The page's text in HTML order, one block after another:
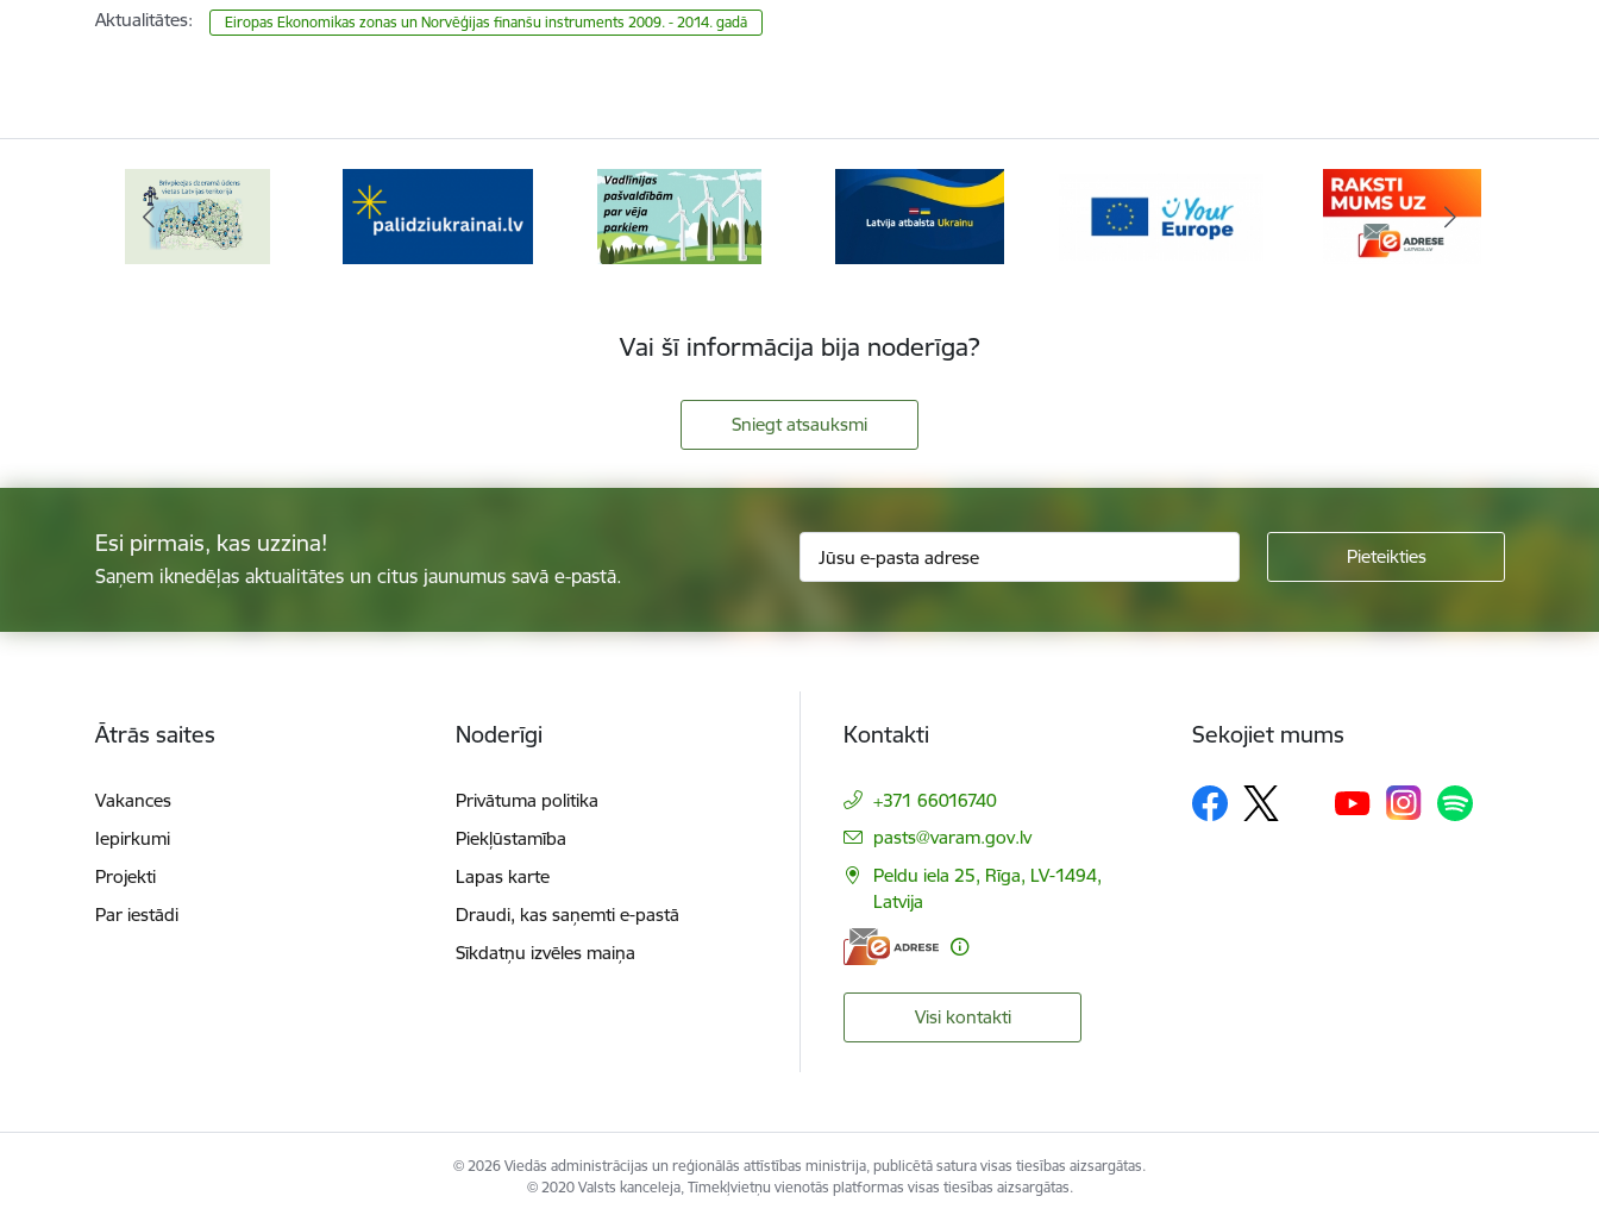
Aktualitātes: Eiropas Ekonomikas zonas un Norvēģijas finanšu instruments 2009. - 2014. gadā
Vai šī informācija bija noderīga?
Sniegt atsauksmi
Esi pirmais, kas uzzina!
Saņem iknedēļas aktualitātes un citus jaunumus savā e-pastā.
Ātrās saites
Vakances
Iepirkumi
Projekti
Par iestādi
Noderīgi
Privātuma politika
Piekļūstamība
Lapas karte
Draudi, kas saņemti e-pastā
Sīkdatņu izvēles maiņa
Kontakti
+371 66016740
E-pasts:
pasts@varam.gov.lv
Peldu iela 25, Rīga, LV-1494,
Latvija
Visi kontakti
Sekojiet mums
© 2026 Viedās administrācijas un reģionālās attīstības ministrija, publicētā satura visas tiesības aizsargātas.
© 2020 Valsts kanceleja, Tīmekļvietņu vienotās platformas visas tiesības aizsargātas.